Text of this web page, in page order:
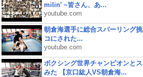
milin’ ~皆さん、あ...
youtube.com
朝倉海選手に総合スパーリング
コにされた...
youtube.com
ボクシング世界チャンピオンと
みた 【京口紘人VS朝倉海...